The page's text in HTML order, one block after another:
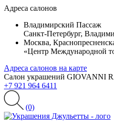
Адреса салонов
Владимирский Пассаж
Санкт-Петербург,
Москва,
«Центр Международной
Адреса салонов на карте
Салон украшений GIOVANNI
+7 921 964 6411
(0)